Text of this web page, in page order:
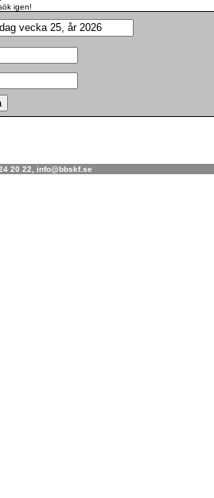
igen!
20 22, info@bbskf.se